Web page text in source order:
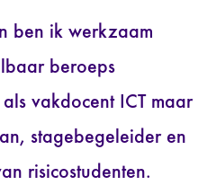
ben ik werkzaam
beroeps
vakdocent ICT maar
stagebegeleider en
risicostudenten.